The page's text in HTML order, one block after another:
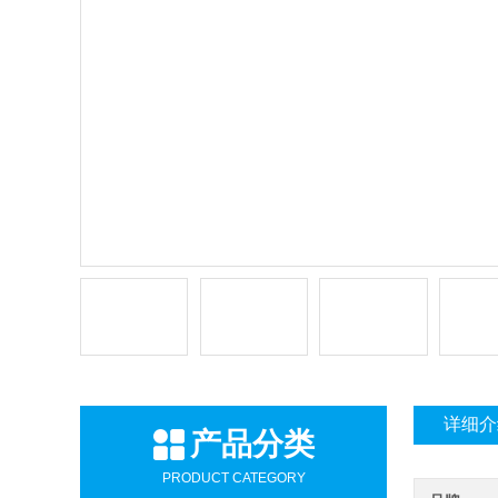
产品分类
PRODUCT CATEGORY
详细